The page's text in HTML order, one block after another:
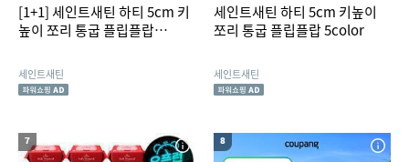
[1+1] 세인트새틴 하티 5cm 키
높이 쪼리 통굽 플립플랍
세인트새틴
세인트새틴 하티 5cm 키높이
쪼리 통굽 플립플랍 5color
세인트새틴
7 8